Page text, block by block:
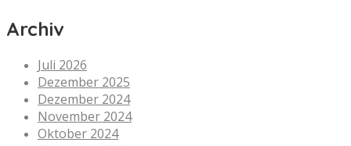
Archiv
Juli 2026
Dezember 2025
Dezember 2024
November 2024
Oktober 2024